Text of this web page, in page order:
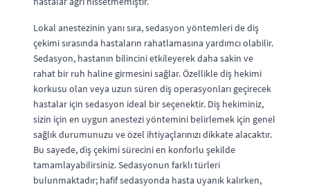
Lokal anestezinin yanı sıra, sedasyon yöntemleri de diş
çekimi sırasında hastaların rahatlamasına yardımcı olabilir.
Sedasyon, hastanın bilincini etkileyerek daha sakin ve
rahat bir ruh haline girmesini sağlar. Özellikle diş hekimi
korkusu olan veya uzun süren diş operasyonları geçirecek
hastalar için sedasyon ideal bir seçenektir. Diş hekiminiz,
sizin için en uygun anestezi yöntemini belirlemek için genel
sağlık durumunuzu ve özel ihtiyaçlarınızı dikkate alacaktır.
Bu sayede, diş çekimi sürecini en konforlu şekilde
tamamlayabilirsiniz. Sedasyonun farklı türleri
bulunmaktadır; hafif sedasyonda hasta uyanık kalırken,